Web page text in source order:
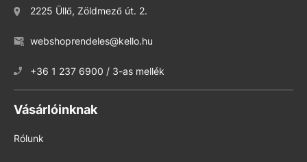
2225 Üllő, Zöldmező út. 2.
webshoprendeles@kello.hu
+36 1 237 6900 / 3-as mellék
Vásárlóinknak
Rólunk